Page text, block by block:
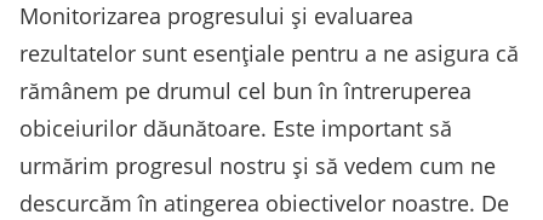
Monitorizarea progresului și evaluarea
rezultatelor sunt esențiale pentru a ne asigura că
rămânem pe drumul cel bun în întreruperea
obiceiurilor dăunătoare. Este important să
urmărim progresul nostru și să vedem cum ne
descurcăm în atingerea obiectivelor noastre. De